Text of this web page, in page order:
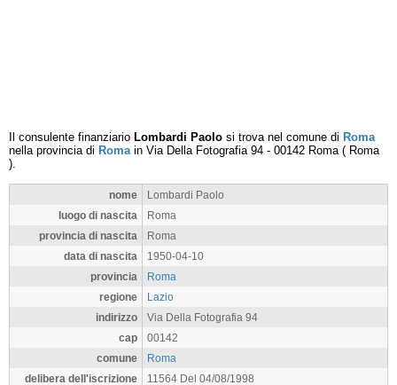
Il consulente finanziario Lombardi Paolo si trova nel comune di Roma
nella provincia di Romain Via Della Fotografia 94 - 00142 Roma( Roma
).
nome
Lombardi Paolo
luogo di nascita
Roma
provincia di nascita
Roma
data di nascita
1950-04-10
provincia
Roma
regione
Lazio
indirizzo
Via Della Fotografia 94
cap
00142
comune
Roma
delibera dell'iscrizione
11564 Del 04/08/1998